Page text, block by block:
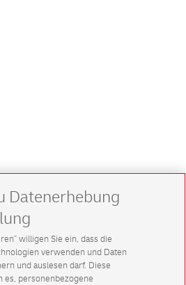
Datenerhebung
willigen Sie ein, dass die
verwenden und Daten
und auslesen darf. Diese
es, personenbezogene